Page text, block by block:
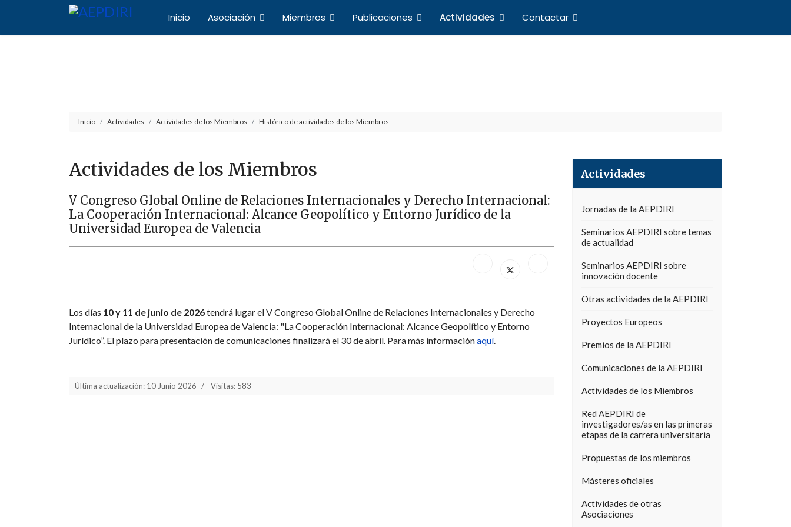
Inicio Asociación Miembros Publicaciones Actividades Contactar
Inicio Actividades Actividades de los Miembros Histórico de actividades de los Miembros
Actividades de los Miembros
V Congreso Global Online de Relaciones Internacionales y Derecho Internacional:
La Cooperación Internacional: Alcance Geopolítico y Entorno Jurídico de la
Universidad Europea de Valencia
Los días 10 y 11 de junio de 2026tendrá lugar el V Congreso Global Online de Relaciones Internacionales y Derecho
Internacional de la Universidad Europea de Valencia: "La Cooperación Internacional: Alcance Geopolítico y Entorno
Jurídico”. El plazo para presentación de comunicaciones finalizará el 30 de abril. Para más informaciónaquí.
Última actualización: 10 Junio 2026 Visitas: 583
Actividades
Jornadas de la AEPDIRI
Seminarios AEPDIRI sobre temas
de actualidad
Seminarios AEPDIRI sobre
innovación docente
Otras actividades de la AEPDIRI
Proyectos Europeos
Premios de la AEPDIRI
Comunicaciones de la AEPDIRI
Actividades de los Miembros
Red AEPDIRI de
investigadores/as en las primeras
etapas de la carrera universitaria
Propuestas de los miembros
Másteres oficiales
Actividades de otras
Asociaciones